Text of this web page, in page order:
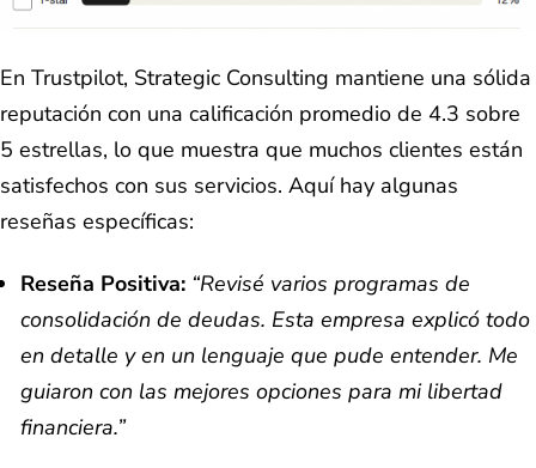
En Trustpilot, Strategic Consulting mantiene una sólida
reputación con una calificación promedio de 4.3 sobre
5 estrellas, lo que muestra que muchos clientes están
satisfechos con sus servicios. Aquí hay algunas
reseñas específicas:
Reseña Positiva: “Revisé varios programas de
consolidación de deudas. Esta empresa explicó todo
en detalle y en un lenguaje que pude entender. Me
guiaron con las mejores opciones para mi libertad
financiera.”